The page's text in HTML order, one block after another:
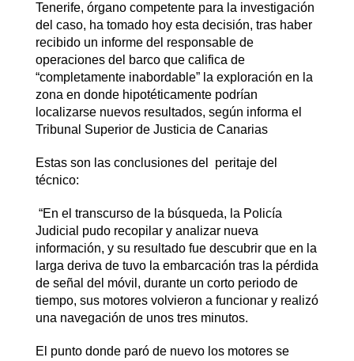
Tenerife, órgano competente para la investigación
del caso, ha tomado hoy esta decisión, tras haber
recibido un informe del responsable de
operaciones del barco que califica de
“completamente inabordable” la exploración en la
zona en donde hipotéticamente podrían
localizarse nuevos resultados, según informa el
Tribunal Superior de Justicia de Canarias
Estas son las conclusiones del peritaje del
técnico:
“En el transcurso de la búsqueda, la Policía
Judicial pudo recopilar y analizar nueva
información, y su resultado fue descubrir que en la
larga deriva de tuvo la embarcación tras la pérdida
de señal del móvil, durante un corto periodo de
tiempo, sus motores volvieron a funcionar y realizó
una navegación de unos tres minutos.
El punto donde paró de nuevo los motores se